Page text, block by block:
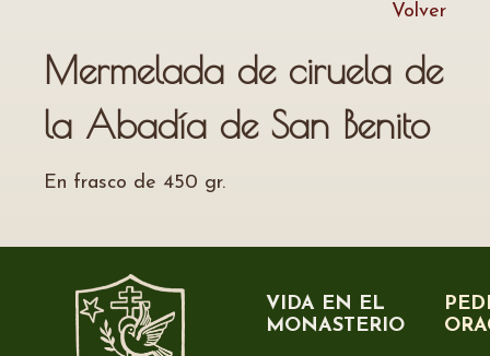
Volver
Mermelada de ciruela de
la Abadía de San Benito
En frasco de 450 gr.
VIDA EN EL
MONASTERIO